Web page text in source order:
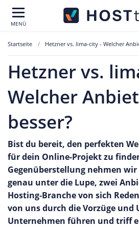
MENÜ
Startseite Hetzner vs. lima-city - Welcher
Hetzner vs.
Welcher
besser?
Bist du bereit, den perfekten
für dein Online-Projekt zu
Gegenüberstellung nehmen
genau unter die Lupe, zwei
Hosting-Branche von sich
von uns durch die Vorzüge und
Unternehmen führen und triff